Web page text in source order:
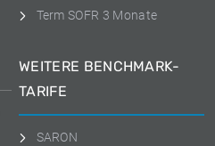
Term SOFR 3 Monate
WEITERE BENCHMARK-
TARIFE
SARON